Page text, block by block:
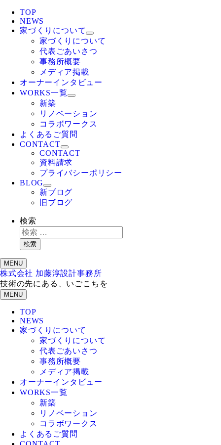
TOP
NEWS
家づくりについて
家づくりについて
代表ごあいさつ
事務所概要
メディア掲載
オーナーインタビュー
WORKS一覧
新築
リノベーション
コラボワークス
よくあるご質問
CONTACT
CONTACT
資料請求
プライバシーポリシー
BLOG
新ブログ
旧ブログ
検索
検索
MENU
株式会社 加藤淳設計事務所
技術の先にある、いごこちを
MENU
TOP
NEWS
家づくりについて
家づくりについて
代表ごあいさつ
事務所概要
メディア掲載
オーナーインタビュー
WORKS一覧
新築
リノベーション
コラボワークス
よくあるご質問